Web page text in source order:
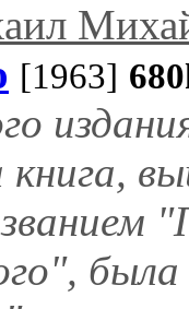
[1963]
была